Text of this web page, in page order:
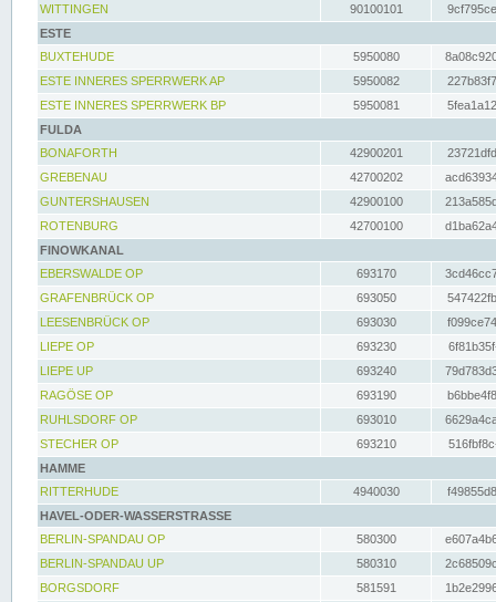
WITTINGEN
90100101
ESTE
BUXTEHUDE
5950080
ESTE INNERES SPERRWERK AP
5950082
ESTE INNERES SPERRWERK BP
5950081
FULDA
BONAFORTH
42900201
GREBENAU
42700202
GUNTERSHAUSEN
42900100
ROTENBURG
42700100
FINOWKANAL
EBERSWALDE OP
693170
GRAFENBRÜCK OP
693050
LEESENBRÜCK OP
693030
LIEPE OP
693230
LIEPE UP
693240
RAGÖSE OP
693190
RUHLSDORF OP
693010
STECHER OP
693210
HAMME
RITTERHUDE
4940030
HAVEL-ODER-WASSERSTRASSE
BERLIN-SPANDAU OP
580300
BERLIN-SPANDAU UP
580310
BORGSDORF
581591